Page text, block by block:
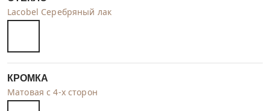
Lacobel Серебряный лак
КРОМКА
Матовая с 4-х сторон